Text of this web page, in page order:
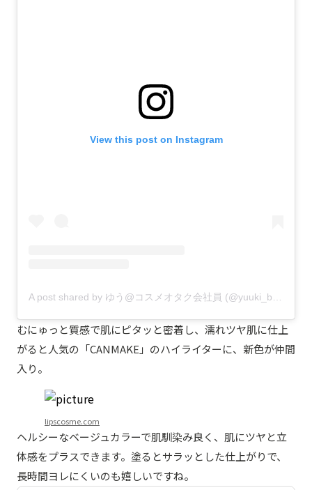
View this post on Instagram
むにゅっと質感で肌にピタッと密着し、濡れツヤ肌に仕上
がると人気の「CANMAKE」のハイライターに、新色が仲間
入り。
lipscosme.com
ヘルシーなベージュカラーで肌馴染み良く、肌にツヤと立
体感をプラスできます。塗るとサラッとした仕上がりで、
長時間ヨレにくいのも嬉しいですね。